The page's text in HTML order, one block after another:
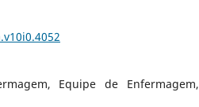
Equipe de Enfermagem,